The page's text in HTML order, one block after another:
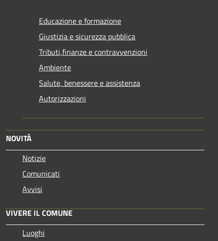
Educazione e formazione
Giustizia e sicurezza pubblica
Tributi,finanze e contravvenzioni
Ambiente
Salute, benessere e assistenza
Autorizzazioni
NOVITÀ
Notizie
Comunicati
Avvisi
VIVERE IL COMUNE
Luoghi